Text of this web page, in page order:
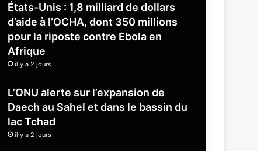
États-Unis : 1,8 milliard de dollars
d’aide à l’OCHA, dont 350 millions
pour la riposte contre Ebola en
Afrique
il y a 2 jours
L’ONU alerte sur l’expansion de
Daech au Sahel et dans le bassin du
lac Tchad
il y a 2 jours